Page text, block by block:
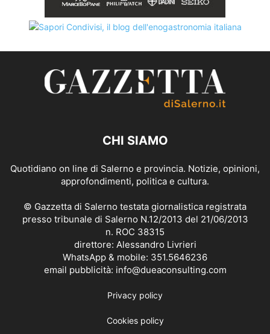
CHI SIAMO
Quotidiano on line di Salerno e provincia. Notizie, opinioni,
approfondimenti, politica e cultura.
© Gazzetta di Salerno testata giornalistica registrata
presso tribunale di Salerno N.12/2013 del 21/06/2013
n. ROC 38315
direttore: Alessandro Livrieri
WhatsApp & mobile: 351.5646236
email pubblicità: info@dueaconsulting.com
Privacy policy
Cookies policy